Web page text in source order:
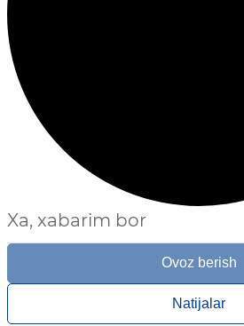
Xa, xabarim bor
Ovoz berish
Natijalar